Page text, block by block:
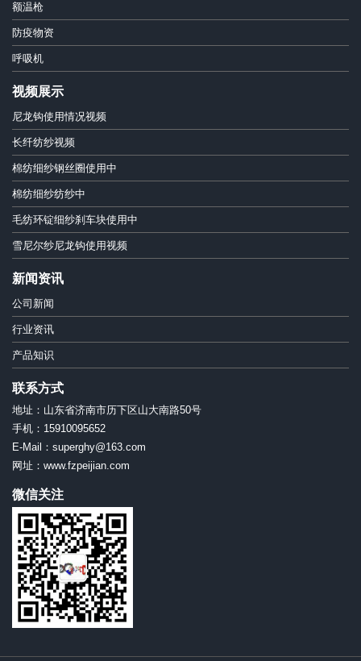
额温枪
防疫物资
呼吸机
视频展示
尼龙钩使用情况视频
长纤纺纱视频
棉纺细纱钢丝圈使用中
棉纺细纱纺纱中
毛纺环锭细纱刹车块使用中
雪尼尔纱尼龙钩使用视频
新闻资讯
公司新闻
行业资讯
产品知识
联系方式
地址：山东省济南市历下区山大南路50号
手机：15910095652
E-Mail：superghy@163.com
网址：www.fzpeijian.com
微信关注